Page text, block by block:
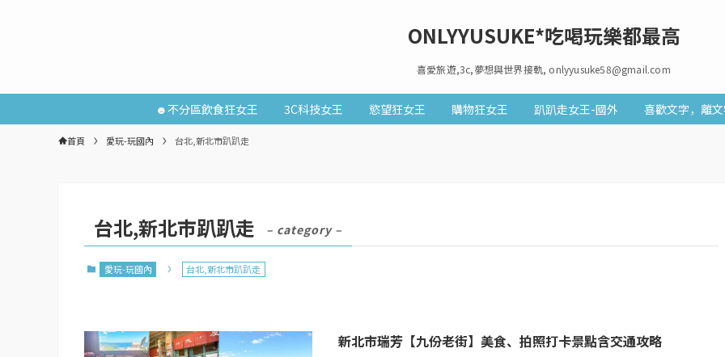
ONLYYUSUKE*吃喝玩樂都最高
喜愛旅遊,3c,夢想與世界接軌, onlyyusuke58@gmail.com
☻不分區飲食狂女王 3C科技女王 慾望狂女王 購物狂女王 趴趴走女王-國外 喜歡文字，離
首頁 愛玩-玩國內 台北,新北市趴趴走
台北,新北市趴趴走 – category –
愛玩-玩國內 台北,新北市趴趴走
新北市瑞芳【九份老街】美食、拍照打卡景點含交通攻略